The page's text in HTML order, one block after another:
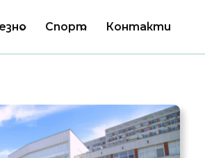
Спорт Контакти